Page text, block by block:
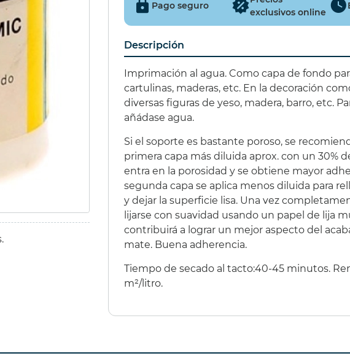
Pago seguro
exclusivos online
Descripción
Imprimación al agua. Como capa de fondo
cartulinas, maderas, etc. En la decoración
diversas figuras de yeso, madera, barro, etc.
añádase agua.
Si el soporte es bastante poroso, se
primera capa más diluida aprox. con un 30%
entra en la porosidad y se obtiene mayor
segunda capa se aplica menos diluida para
y dejar la superficie lisa. Una vez
lijarse con suavidad usando un papel de lija
contribuirá a lograr un mejor aspecto del
mate. Buena adherencia.
Tiempo de secado al tacto:40-45 minutos.
m²/litro.